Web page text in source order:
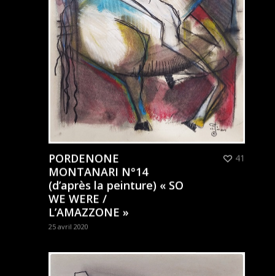
PORDENONE
MONTANARI N°14
(d’après la peinture) « SO
WE WERE /
L’AMAZZONE »
25 avril 2020
41